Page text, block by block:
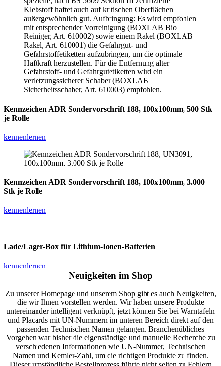
Kennzeichen ADR Sondervorschrift 188, 100x100mm, 500 Stk
je Rolle
kennenlernen
Kennzeichen ADR Sondervorschrift 188, 100x100mm, 3.000
Stk je Rolle
kennenlernen
Lade/Lager-Box für Lithium-Ionen-Batterien
kennenlernen
Neuigkeiten im Shop
Zu unserer Homepage und unserem Shop gibt es auch Neuigkeiten,
die wir Ihnen vorstellen werden. Wir haben unsere Produkte
untereinander intelligent verknüpft, jetzt können Sie bei Warntafeln
und Placards mit UN-Nummern im unteren Bereich direkt auf den
passenden Technischen Namen gelangen. Branchenübliches
Vorgehen war bisher die eigenständige und manuelle Recherche zu
verschiedenen Informationen wie UN-Nummer, Technischen
Namen und Kemler-Zahl, um die richtigen Produkte zu finden.
Dieser umständliche Bestellprozess führte nicht selten zu Fehlern